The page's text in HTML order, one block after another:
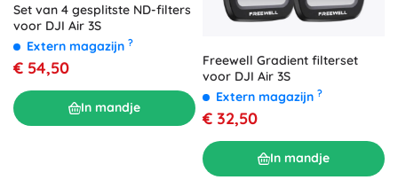
Set van 4 gesplitste ND-filters
voor DJI Air 3S
Extern magazijn ?
€ 54,50
In mandje
Freewell Gradient filterset
voor DJI Air 3S
Extern magazijn ?
€ 32,50
In mandje